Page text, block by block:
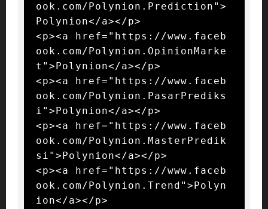
ook.com/Polynion.Prediction">
Polynion</a></p>
<p><a href="https://www.faceb
ook.com/Polynion.OpinionMarke
t">Polynion</a></p>
<p><a href="https://www.faceb
ook.com/Polynion.PasarPrediks
i">Polynion</a></p>
<p><a href="https://www.faceb
ook.com/Polynion.MasterPredik
si">Polynion</a></p>
<p><a href="https://www.faceb
ook.com/Polynion.Trend">Polyn
ion</a></p>